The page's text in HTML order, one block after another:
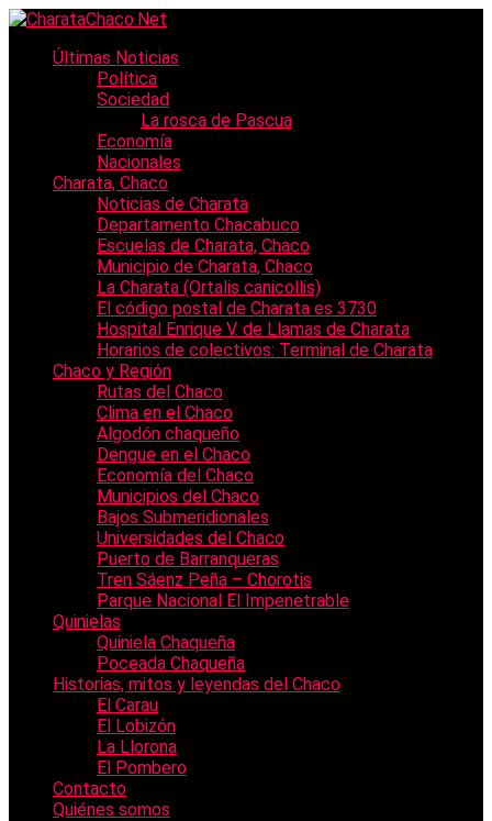
Últimas Noticias
Política
Sociedad
La rosca de Pascua
Economía
Nacionales
Charata, Chaco
Noticias de Charata
Departamento Chacabuco
Escuelas de Charata, Chaco
Municipio de Charata, Chaco
La Charata (Ortalis canicollis)
El código postal de Charata es 3730
Hospital Enrique V. de Llamas de Charata
Horarios de colectivos: Terminal de Charata
Chaco y Región
Rutas del Chaco
Clima en el Chaco
Algodón chaqueño
Dengue en el Chaco
Economía del Chaco
Municipios del Chaco
Bajos Submeridionales
Universidades del Chaco
Puerto de Barranqueras
Tren Sáenz Peña – Chorotis
Parque Nacional El Impenetrable
Quinielas
Quiniela Chaqueña
Poceada Chaqueña
Historias, mitos y leyendas del Chaco
El Carau
El Lobizón
La Llorona
El Pombero
Contacto
Quiénes somos